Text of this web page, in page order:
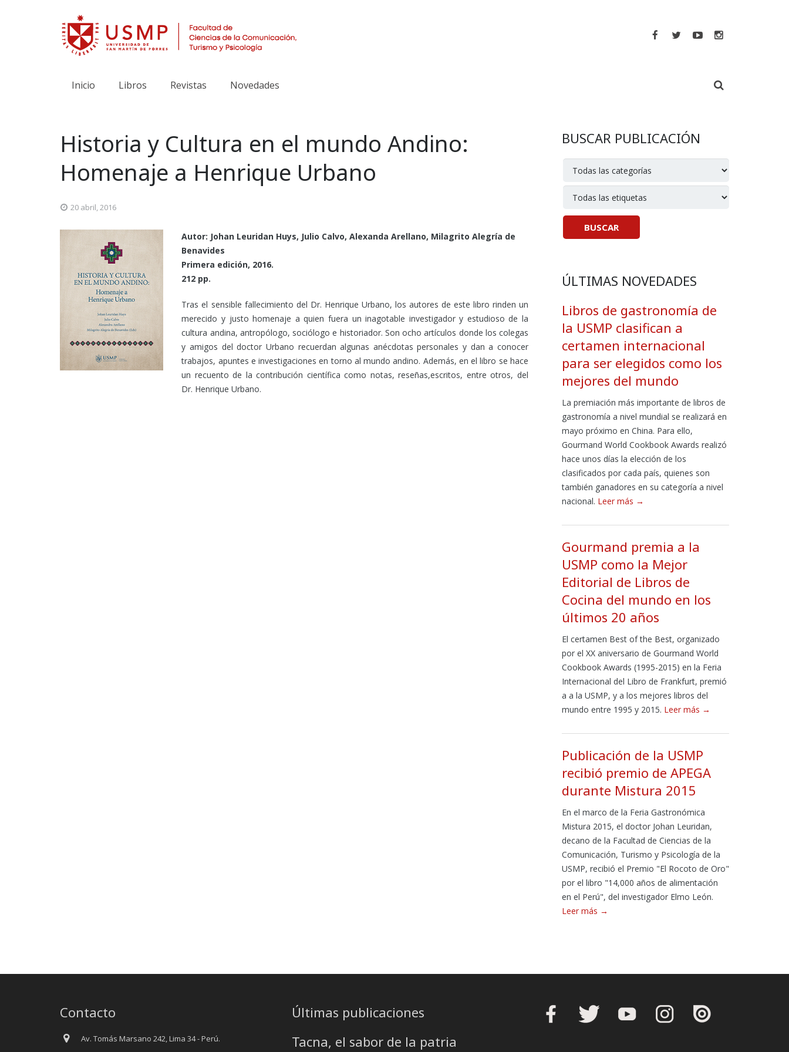
Inicio Libros Revistas Novedades
Historia y Cultura en el mundo Andino:
Homenaje a Henrique Urbano
20 abril, 2016
Autor: Johan Leuridan Huys, Julio Calvo, Alexanda Arellano, Milagrito Alegría de
Benavides
Primera edición, 2016.
212 pp.
Tras el sensible fallecimiento del Dr. Henrique Urbano, los autores de este libro rinden un
merecido y justo homenaje a quien fuera un inagotable investigador y estudioso de la
cultura andina, antropólogo, sociólogo e historiador. Son ocho artículos donde los colegas
y amigos del doctor Urbano recuerdan algunas anécdotas personales y dan a conocer
trabajos, apuntes e investigaciones en torno al mundo andino. Además, en el libro se hace
un recuento de la contribución científica como notas, reseñas,escritos, entre otros, del
Dr. Henrique Urbano.
BUSCAR PUBLICACIÓN
ÚLTIMAS NOVEDADES
Libros de gastronomía de
la USMP clasifican a
certamen internacional
para ser elegidos como los
mejores del mundo
La premiación más importante de libros de
gastronomía a nivel mundial se realizará en
mayo próximo en China. Para ello,
Gourmand World Cookbook Awards realizó
hace unos días la elección de los
clasificados por cada país, quienes son
también ganadores en su categoría a nivel
nacional. Leer más →
Gourmand premia a la
USMP como la Mejor
Editorial de Libros de
Cocina del mundo en los
últimos 20 años
El certamen Best of the Best, organizado
por el XX aniversario de Gourmand World
Cookbook Awards (1995-2015) en la Feria
Internacional del Libro de Frankfurt, premió
a a la USMP, y a los mejores libros del
mundo entre 1995 y 2015. Leer más →
Publicación de la USMP
recibió premio de APEGA
durante Mistura 2015
En el marco de la Feria Gastronómica
Mistura 2015, el doctor Johan Leuridan,
decano de la Facultad de Ciencias de la
Comunicación, Turismo y Psicología de la
USMP, recibió el Premio "El Rocoto de Oro"
por el libro "14,000 años de alimentación
en el Perú", del investigador Elmo León.
Leer más →
Contacto
Av. Tomás Marsano 242, Lima 34 - Perú.
Últimas publicaciones
Tacna, el sabor de la patria